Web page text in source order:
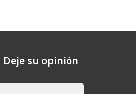
Deje su opinión